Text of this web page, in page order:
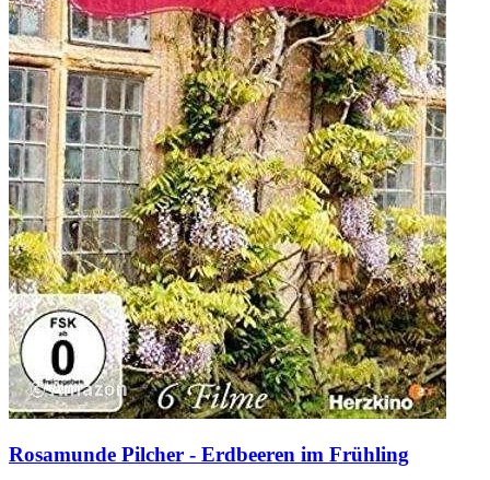
Rosamunde Pilcher - Erdbeeren im Frühling